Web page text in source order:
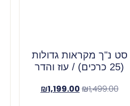
סט נ"ך מקראות גדולות
(25 כרכים) / עוז והדר
₪1,499.00
₪1,199.00